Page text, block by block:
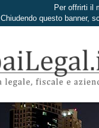
Per offrirti il
Chiudendo questo banner,